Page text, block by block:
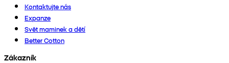
Kontaktujte nás
Expanze
Svět maminek a dětí
Better Cotton
Zákazník